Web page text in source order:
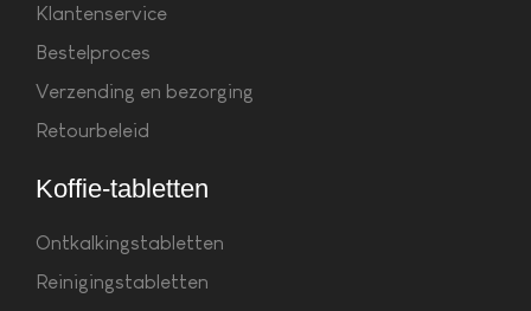
Klantenservice
Bestelproces
Verzending en bezorging
Retourbeleid
Koffie-tabletten
Ontkalkingstabletten
Reinigingstabletten